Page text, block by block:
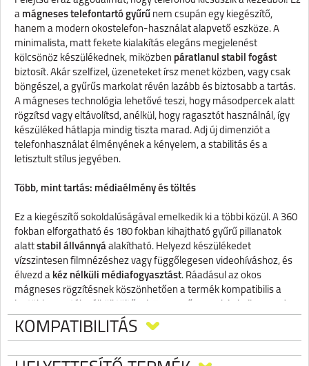
a mágneses telefontartó gyűrű nem csupán egy kiegészítő,
hanem a modern okostelefon-használat alapvető eszköze. A
minimalista, matt fekete kialakítás elegáns megjelenést
kölcsönöz készülékednek, miközben páratlanul stabil fogást
biztosít. Akár szelfizel, üzeneteket írsz menet közben, vagy csak
böngészel, a gyűrűs markolat révén lazább és biztosabb a tartás.
A mágneses technológia lehetővé teszi, hogy másodpercek alatt
rögzítsd vagy eltávolítsd, anélkül, hogy ragasztót használnál, így
készüléked hátlapja mindig tiszta marad. Adj új dimenziót a
telefonhasználat élményének a kényelem, a stabilitás és a
letisztult stílus jegyében.
Több, mint tartás: médiaélmény és töltés
Ez a kiegészítő sokoldalúságával emelkedik ki a többi közül. A 360
fokban elforgatható és 180 fokban kihajtható gyűrű pillanatok
alatt stabil állvánnyá alakítható. Helyezd készülékedet
vízszintesen filmnézéshez vagy függőlegesen videohíváshoz, és
élvezd a kéz nélküli médiafogyasztást. Ráadásul az okos
mágneses rögzítésnek köszönhetően a termék kompatibilis a
gyűrűt a töltés idejére – nincsenek tokok, amik akadályoznák a
folyamatot! Ez a diszkrét, de masszív kiegészítő elengedhetetlen
KOMPATIBILITÁS